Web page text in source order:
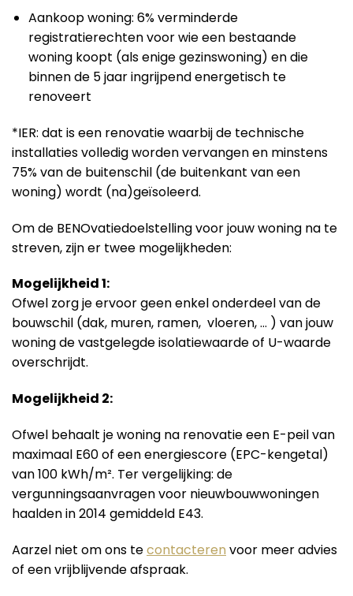
Aankoop woning: 6% verminderde
registratierechten voor wie een bestaande
woning koopt (als enige gezinswoning) en die
binnen de 5 jaar ingrijpend energetisch te
renoveert
*IER: dat is een renovatie waarbij de technische
installaties volledig worden vervangen en minstens
75% van de buitenschil (de buitenkant van een
woning) wordt (na)geïsoleerd.
Om de BENOvatiedoelstelling voor jouw woning na te
streven, zijn er twee mogelijkheden:
Mogelijkheid 1:
Ofwel zorg je ervoor geen enkel onderdeel van de
bouwschil (dak, muren, ramen, vloeren, … ) van jouw
woning de vastgelegde isolatiewaarde of U-waarde
overschrijdt.
Mogelijkheid 2:
Ofwel behaalt je woning na renovatie een E-peil van
maximaal E60 of een energiescore (EPC-kengetal)
van 100 kWh/m². Ter vergelijking: de
vergunningsaanvragen voor nieuwbouwwoningen
haalden in 2014 gemiddeld E43.
Aarzel niet om ons tecontacteren voor meer advies
of een vrijblijvende afspraak.